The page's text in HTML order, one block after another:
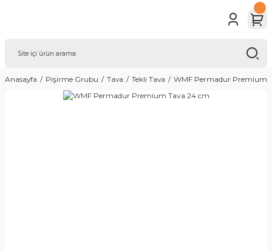
Anasayfa Pişirme Grubu Tava Tekli Tava WMF Permadur Premium